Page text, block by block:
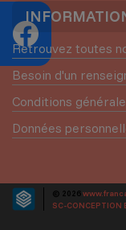
Retrouvez toutes
Besoin d'un
Conditions
Données
© 2026
SC-CONCEPTION